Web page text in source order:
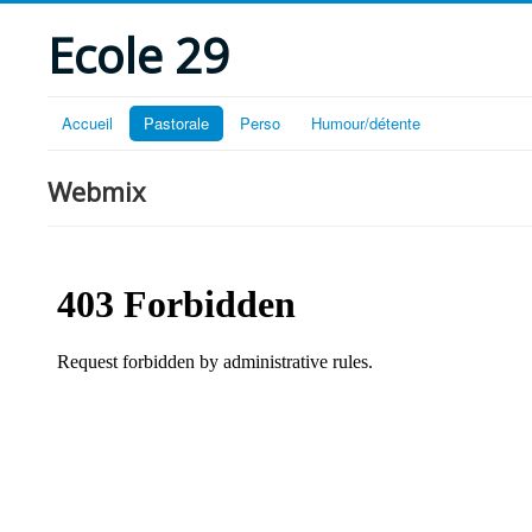
Ecole 29
Accueil Pastorale Perso Humour/détente
Webmix